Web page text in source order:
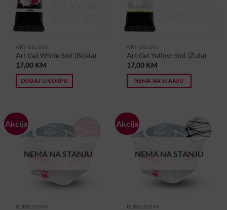
ART GELOVI
Art Gel White 5ml (Bijela)
17,00 KM
DODAJ U KORPU
ART GELOVI
Art Gel Yellow 5ml (Žuta)
17,00 KM
NEMA NA STANJU
Akcija
NEMA NA STANJU
BUBBLEGUM
Akcija
NEMA NA STANJU
BUBBLEGUM